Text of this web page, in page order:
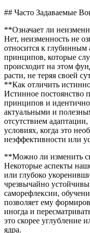
## Часто Задаваемые
**Означает ли
Нет, неизменность не
относится к глубинным
принципов, которые
происходит на этом
расти, не теряя своей
**Как отличить
Истинное постоянство
принципов и
актуальными и
отсутствием
условиях, когда это
неэффективности или
**Можно ли изменить
Некоторые аспекты
или глубоко
чрезвычайно
саморефлексии,
позволяет ему
иногда и
это скорее углубление
ядра.